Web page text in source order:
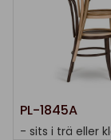
PL-1845A
- sits i trä eller